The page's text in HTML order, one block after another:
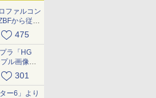
ファルコン
から従来
点のキッ
475
ラ「HG
ル画像が
301
ー6」より